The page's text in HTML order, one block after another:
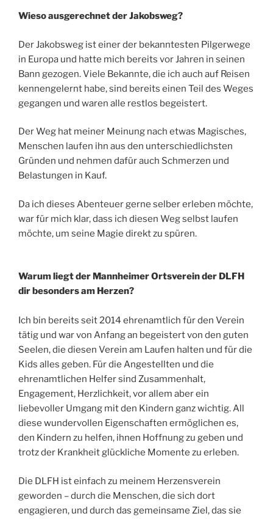
Wieso ausgerechnet der Jakobsweg?
Der Jakobsweg ist einer der bekanntesten Pilgerwege
in Europa und hatte mich bereits vor Jahren in seinen
Bann gezogen. Viele Bekannte, die ich auch auf Reisen
kennengelernt habe, sind bereits einen Teil des Weges
gegangen und waren alle restlos begeistert.
Der Weg hat meiner Meinung nach etwas Magisches,
Menschen laufen ihn aus den unterschiedlichsten
Gründen und nehmen dafür auch Schmerzen und
Belastungen in Kauf.
Da ich dieses Abenteuer gerne selber erleben möchte,
war für mich klar, dass ich diesen Weg selbst laufen
möchte, um seine Magie direkt zu spüren.
Warum liegt der Mannheimer Ortsverein der DLFH
dir besonders am Herzen?
Ich bin bereits seit 2014 ehrenamtlich für den Verein
tätig und war von Anfang an begeistert von den guten
Seelen, die diesen Verein am Laufen halten und für die
Kids alles geben. Für die Angestellten und die
ehrenamtlichen Helfer sind Zusammenhalt,
Engagement, Herzlichkeit, vor allem aber ein
liebevoller Umgang mit den Kindern ganz wichtig. All
diese wundervollen Eigenschaften ermöglichen es,
den Kindern zu helfen, ihnen Hoffnung zu geben und
trotz der Krankheit glückliche Momente zu erleben.
Die DLFH ist einfach zu meinem Herzensverein
geworden – durch die Menschen, die sich dort
engagieren, und durch das gemeinsame Ziel, das sie